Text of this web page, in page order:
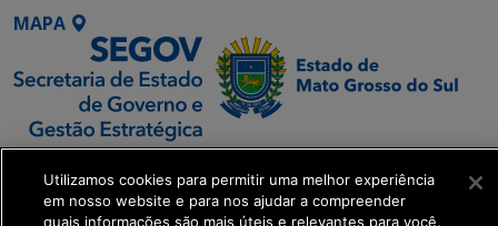
MAPA
SETDIG | Secretaria-
Executiva de
Utilizamos cookies para permitir uma melhor experiência
em nosso website e para nos ajudar a compreender
quais informações são mais úteis e relevantes para você.